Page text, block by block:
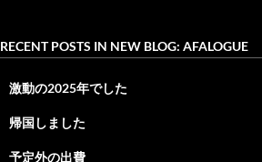
RECENT POSTS IN NEW BLOG: AFALOGUE
激動の2025年でした
帰国しました
予定外の出費